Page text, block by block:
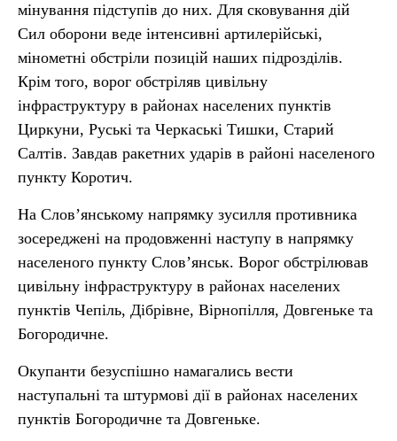
мінування підступів до них. Для сковування дій
Сил оборони веде інтенсивні артилерійські,
мінометні обстріли позицій наших підрозділів.
Крім того, ворог обстріляв цивільну
інфраструктуру в районах населених пунктів
Циркуни, Руські та Черкаські Тишки, Старий
Салтів. Завдав ракетних ударів в районі населеного
пункту Коротич.
На Слов’янському напрямку зусилля противника
зосереджені на продовженні наступу в напрямку
населеного пункту Слов’янськ. Ворог обстрілював
цивільну інфраструктуру в районах населених
пунктів Чепіль, Дібрівне, Вірнопілля, Довгеньке та
Богородичне.
Окупанти безуспішно намагались вести
наступальні та штурмові дії в районах населених
пунктів Богородичне та Довгеньке.